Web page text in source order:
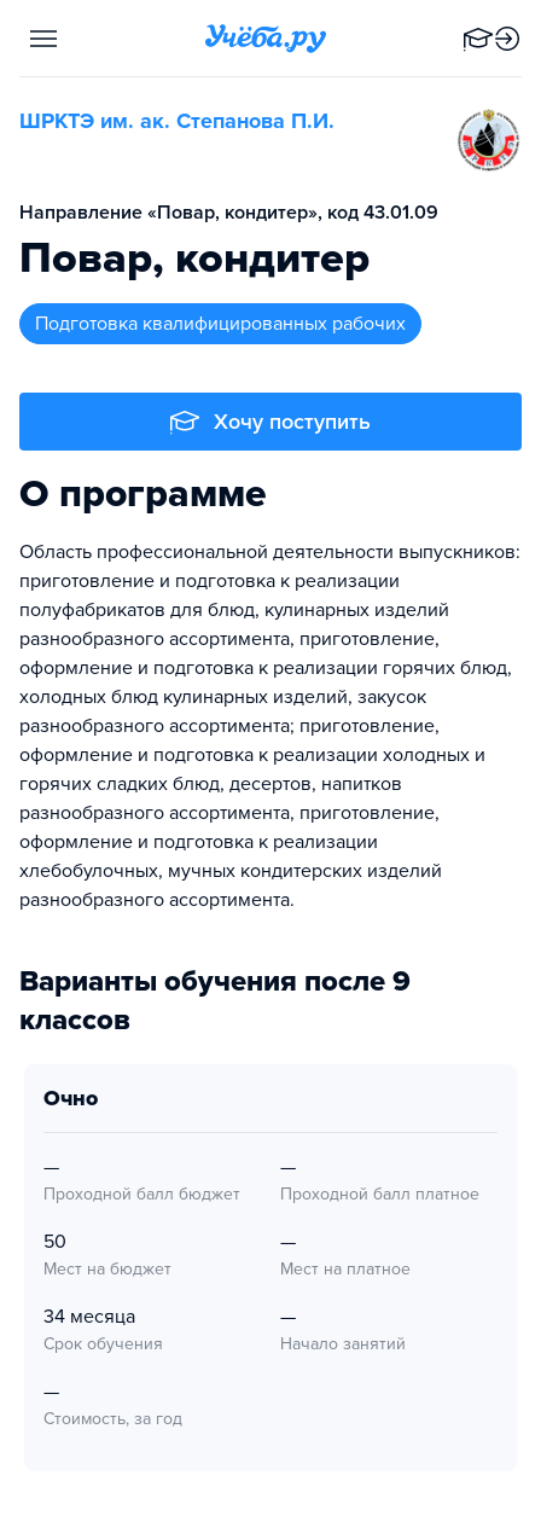
ШРКТЭ им. ак. Степанова П.И.
Направление «Повар, кондитер», код 43.01.09
Повар, кондитер
подготовка квалифицированных рабочих
Хочу поступить
О программе
Область профессиональной деятельности выпускников:
приготовление и подготовка к реализации
полуфабрикатов для блюд, кулинарных изделий
разнообразного ассортимента, приготовление,
оформление и подготовка к реализации горячих блюд,
холодных блюд кулинарных изделий, закусок
разнообразного ассортимента; приготовление,
оформление и подготовка к реализации холодных и
горячих сладких блюд, десертов, напитков
разнообразного ассортимента, приготовление,
оформление и подготовка к реализации
хлебобулочных, мучных кондитерских изделий
разнообразного ассортимента.
Варианты обучения после 9
классов
очно
—
Проходной балл бюджет
—
Проходной балл платное
50
Мест на бюджет
—
Мест на платное
34 месяца
Срок обучения
—
Начало занятий
—
Стоимость, за год